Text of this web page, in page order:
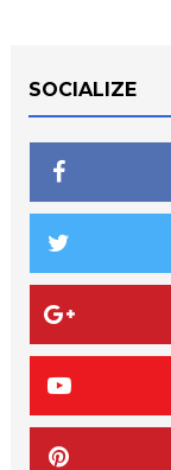
SOCIALIZE